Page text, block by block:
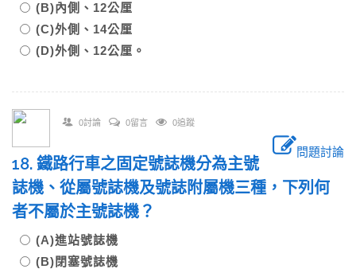
(B)內側、12公厘
(C)外側、14公厘
(D)外側、12公厘。
0討論 0留言 0追蹤
問題討論
18. 鐵路行車之固定號誌機分為主號
誌機、從屬號誌機及號誌附屬機三種，下列何
者不屬於主號誌機？
(A)進站號誌機
(B)閉塞號誌機